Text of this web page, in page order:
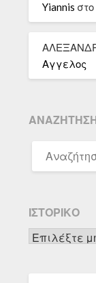
Yiannis στο
Αγγελος
ΓΙΑ:
ΙΣΤΟΡΙΚΌ
Ιστορικό